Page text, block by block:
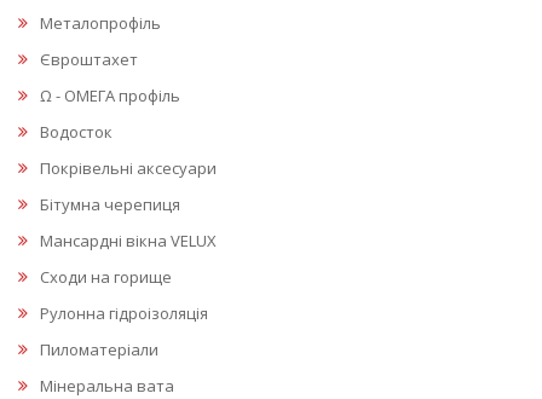
Металопрофіль
Євроштахет
Ω - ОМЕГА профіль
Водосток
Покрівельні аксесуари
Бітумна черепиця
Мансардні вікна VELUX
Сходи на горище
Рулонна гідроізоляція
Пиломатеріали
Мінеральна вата